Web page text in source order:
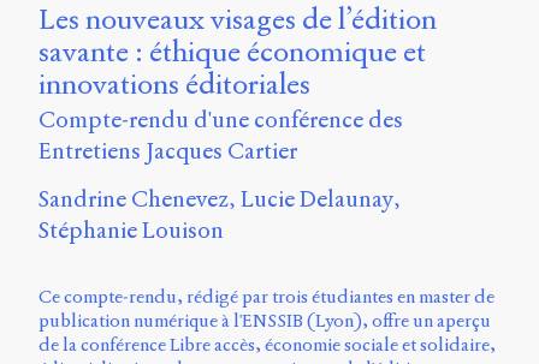
Mastodon
Université
de
Sherbrooke
Campus
de
Longueuil
12723
150
Pl.
Les nouveaux visages de l’édition
savante : éthique économique et
innovations éditoriales
Compte-rendu d'une conférence des
Entretiens Jacques Cartier
Sandrine Chenevez Lucie Delaunay
Stéphanie Louison
Ce compte-rendu, rédigé par trois étudiantes en master de
publication numérique à l'ENSSIB (Lyon), offre un aperçu
de la conférence Libre accès, économie sociale et solidaire,